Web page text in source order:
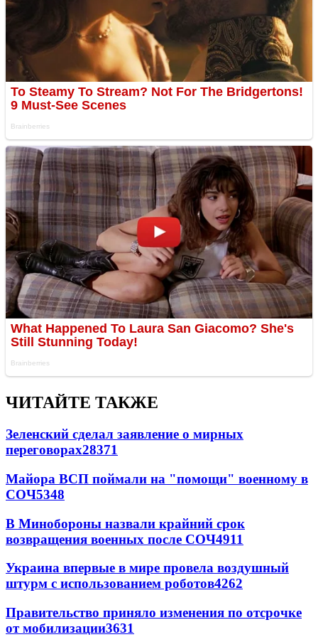
ЧИТАЙТЕ ТАКЖЕ
Зеленский сделал заявление о мирных
переговорах28371
Майора ВСП поймали на "помощи" военному в
СОЧ5348
В Минобороны назвали крайний срок
возвращения военных после СОЧ4911
Украина впервые в мире провела воздушный
штурм с использованием роботов4262
Правительство приняло изменения по отсрочке
от мобилизации3631